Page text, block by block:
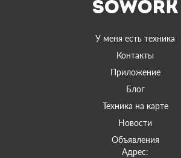
У меня есть техника
Контакты
Приложение
Блог
Техника на карте
Новости
Объявления
Адрес: